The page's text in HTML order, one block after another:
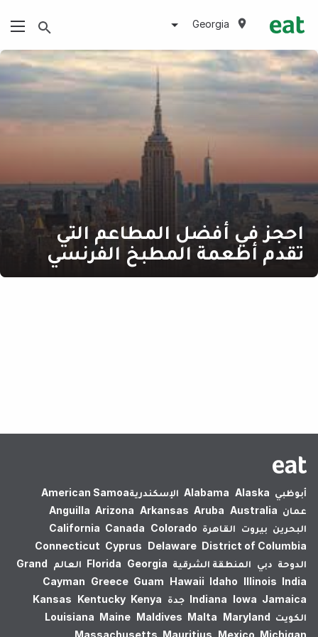
Georgia
احجز في أفضل المطاعم التي
تقدم أطعمة المطبخ الفرنسي
أبوظبي Alabama Alaska الإسكندرية‎American Samoa
عمان
Anguilla Arizona Arkansas Aruba Australia
البحرين بيروت القاهرة California Canada Colorado
Connecticut Cyprus Delaware District of Columbia
الدوحة دبي المنطقة الشرقية Florida Georgia العالم
Grand
Cayman Greece Guam Hawaii Idaho Illinois India
Indiana Iowa Jamaica جدة Kansas Kentucky Kenya
الكويت
Louisiana Maine Maldives Malta Maryland